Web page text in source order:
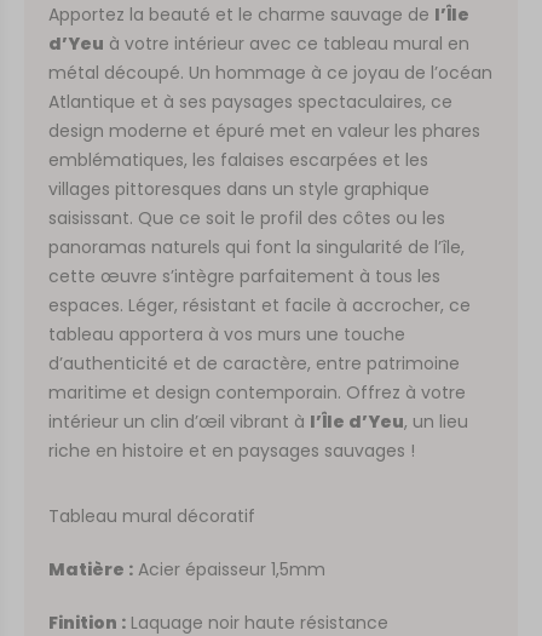
Apportez la beauté et le charme sauvage de l’Île
d’Yeu à votre intérieur avec ce tableau mural en
métal découpé. Un hommage à ce joyau de l’océan
Atlantique et à ses paysages spectaculaires, ce
design moderne et épuré met en valeur les phares
emblématiques, les falaises escarpées et les
villages pittoresques dans un style graphique
saisissant. Que ce soit le profil des côtes ou les
panoramas naturels qui font la singularité de l’île,
cette œuvre s’intègre parfaitement à tous les
espaces. Léger, résistant et facile à accrocher, ce
tableau apportera à vos murs une touche
d’authenticité et de caractère, entre patrimoine
maritime et design contemporain. Offrez à votre
intérieur un clin d’œil vibrant à l’Île d’Yeu, un lieu
riche en histoire et en paysages sauvages !
Tableau mural décoratif
Matière : Acier épaisseur 1,5mm
Finition : Laquage noir haute résistance